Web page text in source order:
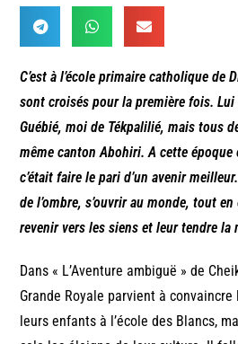
C’est à l’école primaire catholique de
sont croisés pour la première fois.
Guébié, moi de Tékpalilié, mais tous
même canton Abohiri. A cette époque
c’était faire le pari d’un avenir
de l’ombre, s’ouvrir au monde, tout
revenir vers les siens et leur tendre la
Dans « L’Aventure ambiguë » de
Grande Royale parvient à convaincre
leurs enfants à l’école des Blancs,